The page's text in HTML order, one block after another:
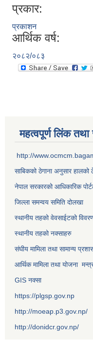
प्रकार:
प्रकाशन
आर्थिक वर्ष:
२०८२/०८३
महत्वपूर्ण लिंक
http://
साबिकको ठेगाना अनुसार हालको
नेपाल सरकारको आधिकारिक
जिल्ला समन्वय समिति दोलखा
स्थानीय तहको वेवसाईटको
स्थानीय तहको नक्साहरु
संघीय मामिला तथा सामान्य
आर्थिक मामिला तथा योजना
GIS नक्सा
https://plgsp.gov.np
http://moeap.p3.gov.np/
http://donidcr.gov.np/